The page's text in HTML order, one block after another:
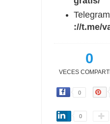
Telegram
://t.me/
0
VECES
0
0